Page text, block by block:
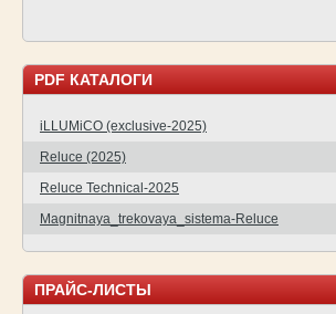
PDF КАТАЛОГИ
iLLUMiCO (exclusive-2025)
Reluce (2025)
Reluce Technical-2025
Magnitnaya_trekovaya_sistema-Reluce
ПРАЙС-ЛИСТЫ